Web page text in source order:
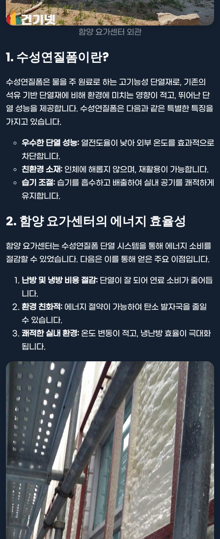
함양 요가센터 외관
1. 수성연질폼이란?
수성연질폼은 물을 주 원료로 하는 고기능성 단열재로, 기존의
석유 기반 단열재에 비해 환경에 미치는 영향이 적고, 뛰어난 단
열 성능을 제공합니다. 수성연질폼은 다음과 같은 특별한 특징을
가지고 있습니다.
우수한 단열 성능: 열전도율이 낮아 외부 온도를 효과적으로
차단합니다.
친환경 소재: 인체에 해롭지 않으며, 재활용이 가능합니다.
습기 조절: 습기를 흡수하고 배출하여 실내 공기를 쾌적하게
유지합니다.
2. 함양 요가센터의 에너지 효율성
함양 요가센터는 수성연질폼 단열 시스템을 통해 에너지 소비를
절감할 수 있었습니다. 다음은 이를 통해 얻은 주요 이점입니다.
난방 및 냉방 비용 절감: 단열이 잘 되어 연료 소비가 줄어듭
니다.
환경 친화적: 에너지 절약이 가능하여 탄소 발자국을 줄일
수 있습니다.
쾌적한 실내 환경: 온도 변동이 적고, 냉난방 효율이 극대화
됩니다.